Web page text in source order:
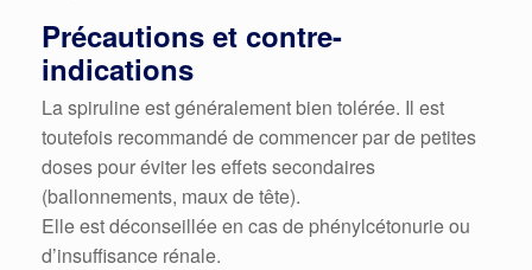
Précautions et contre-
indications
La spiruline est généralement bien tolérée. Il est
toutefois recommandé de commencer par de petites
doses pour éviter les effets secondaires
(ballonnements, maux de tête).
Elle est déconseillée en cas de phénylcétonurie ou
d’insuffisance rénale.